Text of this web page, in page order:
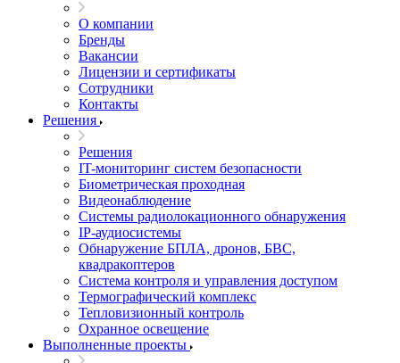
О компании
Бренды
Вакансии
Лицензии и сертификаты
Сотрудники
Контакты
Решения
Решения
IT-мониторинг систем безопасности
Биометрическая проходная
Видеонаблюдение
Системы радиолокационного обнаружения
IP-аудиосистемы
Обнаружение БПЛА, дронов, БВС,
квадракоптеров
Система контроля и управления доступом
Термографический комплекс
Тепловизионный контроль
Охранное освещение
Выполненные проекты